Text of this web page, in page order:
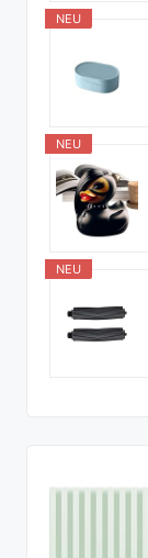
NEU
NEU
NEU